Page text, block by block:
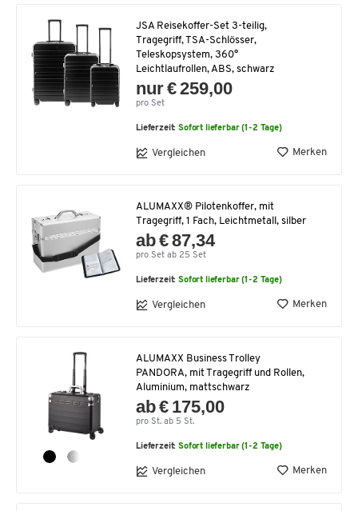
JSA Reisekoffer-Set 3-teilig,
Tragegriff, TSA-Schlösser,
Teleskopsystem, 360°
Leichtlaufrollen, ABS, schwarz
nur € 259,00
pro Set
Lieferzeit:Sofort lieferbar (1-2 Tage)
Vergleichen Merken
ALUMAXX® Pilotenkoffer, mit
Tragegriff, 1 Fach, Leichtmetall, silber
ab € 87,34
pro Set ab 25 Set
Lieferzeit:Sofort lieferbar (1-2 Tage)
Vergleichen Merken
ALUMAXX Business Trolley
PANDORA, mit Tragegriff und Rollen,
Aluminium, mattschwarz
ab € 175,00
pro St. ab 5 St.
Lieferzeit:Sofort lieferbar (1-2 Tage)
Vergleichen Merken